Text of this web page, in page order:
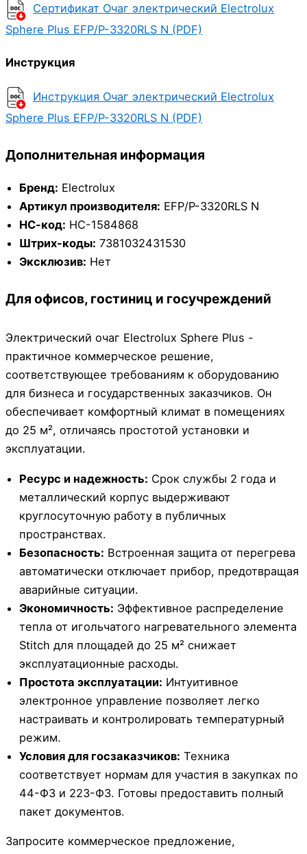
Сертификат Очаг электрический Electrolux
Sphere Plus EFP/P-3320RLS N (PDF)
Инструкция
Инструкция Очаг электрический Electrolux
Sphere Plus EFP/P-3320RLS N (PDF)
Дополнительная информация
Бренд: Electrolux
Артикул производителя: EFP/P-3320RLS N
НС-код: НС-1584868
Штрих-коды: 7381032431530
Эксклюзив: Нет
Для офисов, гостиниц и госучреждений
Электрический очаг Electrolux Sphere Plus -
практичное коммерческое решение,
соответствующее требованиям к оборудованию
для бизнеса и государственных заказчиков. Он
обеспечивает комфортный климат в помещениях
до 25 м², отличаясь простотой установки и
эксплуатации.
Ресурс и надежность: Срок службы 2 года и
металлический корпус выдерживают
круглосуточную работу в публичных
пространствах.
Безопасность: Встроенная защита от перегрева
автоматически отключает прибор, предотвращая
аварийные ситуации.
Экономичность: Эффективное распределение
тепла от игольчатого нагревательного элемента
Stitch для площадей до 25 м² снижает
эксплуатационные расходы.
Простота эксплуатации: Интуитивное
электронное управление позволяет легко
настраивать и контролировать температурный
режим.
Условия для госзаказчиков: Техника
соответствует нормам для участия в закупках по
44-ФЗ и 223-ФЗ. Готовы предоставить полный
пакет документов.
Запросите коммерческое предложение,